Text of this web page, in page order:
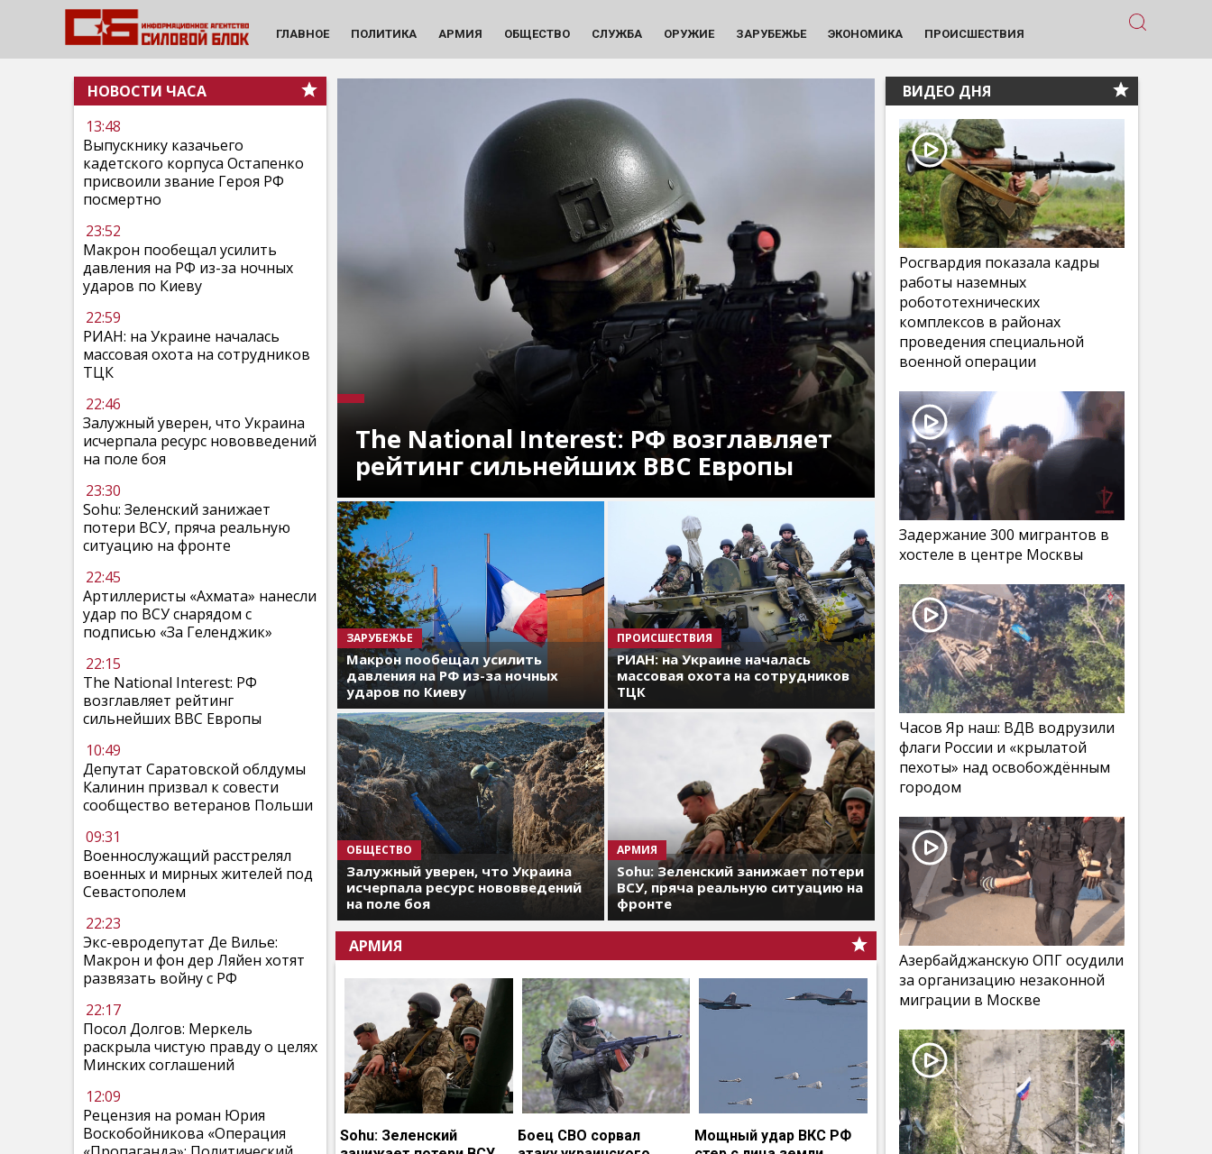
ГЛАВНОЕ ПОЛИТИКА АРМИЯ ОБЩЕСТВО СЛУЖБА ОРУЖИЕ ЗАРУБЕЖЬЕ ЭКОНОМИКА ПРОИСШЕСТВИЯ
НОВОСТИ ЧАСА
13:48
Выпускнику казачьего
кадетского корпуса Остапенко
присвоили звание Героя РФ
посмертно
23:52
Макрон пообещал усилить
давления на РФ из-за ночных
ударов по Киеву
22:59
РИАН: на Украине началась
массовая охота на сотрудников
ТЦК
22:46
Залужный уверен, что Украина
исчерпала ресурс нововведений
на поле боя
23:30
Sohu: Зеленский занижает
потери ВСУ, пряча реальную
ситуацию на фронте
22:45
Артиллеристы «Ахмата» нанесли
удар по ВСУ снарядом с
подписью «За Геленджик»
22:15
The National Interest: РФ
возглавляет рейтинг
сильнейших ВВС Европы
10:49
Депутат Саратовской облдумы
Калинин призвал к совести
сообщество ветеранов Польши
09:31
Военнослужащий расстрелял
военных и мирных жителей под
Севастополем
22:23
Экс-евродепутат Де Вилье:
Макрон и фон дер Ляйен хотят
развязать войну с РФ
22:17
Посол Долгов: Меркель
раскрыла чистую правду о целях
Минских соглашений
12:09
Рецензия на роман Юрия
Воскобойникова «Операция
The National Interest: РФ возглавляет
рейтинг сильнейших ВВС Европы
ЗАРУБЕЖЬЕ
Макрон пообещал усилить
давления на РФ из-за ночных
ударов по Киеву
ПРОИСШЕСТВИЯ
РИАН: на Украине началась
массовая охота на сотрудников
ТЦК
ОБЩЕСТВО
Залужный уверен, что Украина
исчерпала ресурс нововведений
на поле боя
АРМИЯ
Sohu: Зеленский занижает потери
ВСУ, пряча реальную ситуацию на
фронте
АРМИЯ
Sohu: Зеленский
Боец СВО сорвал
Мощный удар ВКС РФ
ВИДЕО ДНЯ
Росгвардия показала кадры
работы наземных
робототехнических
комплексов в районах
проведения специальной
военной операции
Задержание 300 мигрантов в
хостеле в центре Москвы
Часов Яр наш: ВДВ водрузили
флаги России и «крылатой
пехоты» над освобождённым
городом
Азербайджанскую ОПГ осудили
за организацию незаконной
миграции в Москве